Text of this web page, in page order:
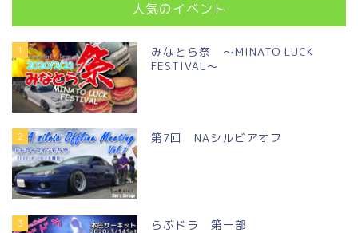
人気のイベント
1
みなとら祭 ～MINATO LUCK
FESTIVAL～
2 第7回 NAシルビアオフ
3 らぶドラ 第一部